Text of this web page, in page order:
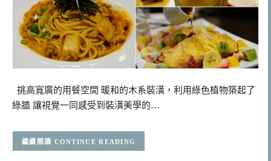
挑高寬廣的用餐空間 暖和的木系裝潢，利用綠色植物築起了
綠牆 讓視覺一同感受到裝潢美學的…
CONTINUE READING